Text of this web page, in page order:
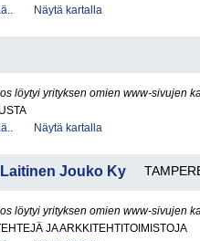
Näytä kartalla
löytyi yrityksen omien www-sivujen
Näytä kartalla
Jouko Ky
löytyi yrityksen omien www-sivujen
JA ARKKITEHTITOIMISTOJA